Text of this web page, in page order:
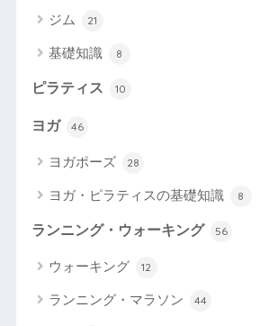
ジム 21
基礎知識 8
ピラティス 10
ヨガ 46
ヨガポーズ 28
ヨガ・ピラティスの基礎知識 8
ランニング・ウォーキング 56
ウォーキング 12
ランニング・マラソン 44